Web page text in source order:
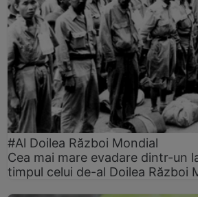
#Al Doilea Război Mondial
Cea mai mare evadare dintr-un
timpul celui de-al Doilea Război